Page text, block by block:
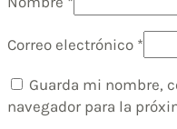
Correo electrónico *
Guarda mi nombre,
navegador para la